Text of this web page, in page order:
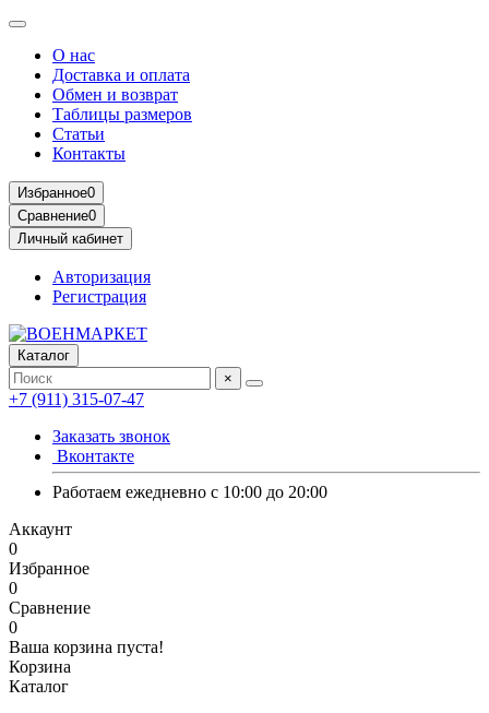
О нас
Доставка и оплата
Обмен и возврат
Таблицы размеров
Статьи
Контакты
Избранное0
Сравнение0
Личный кабинет
Авторизация
Регистрация
Каталог
×
+7 (911) 315-07-47
Заказать звонок
Вконтакте
Работаем ежедневно с 10:00 до 20:00
Аккаунт
0
Избранное
0
Сравнение
0
Ваша корзина пуста!
Корзина
Каталог